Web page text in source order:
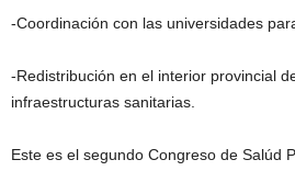
-Coordinación con las universidades
-Redistribución en el interior provincial
infraestructuras sanitarias.
Este es el segundo Congreso de Salúd